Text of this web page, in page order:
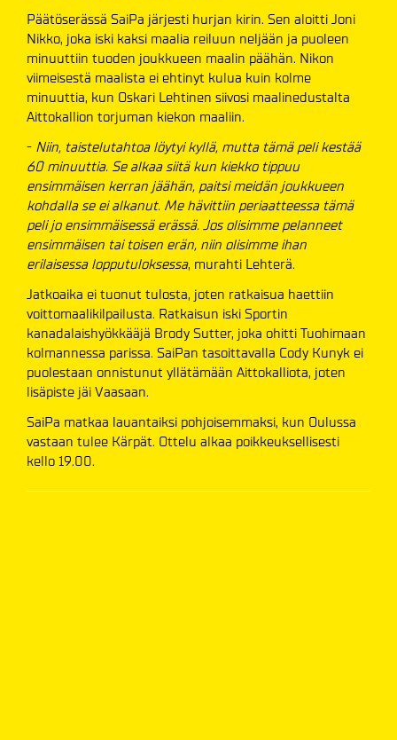
Päätöserässä SaiPa järjesti hurjan kirin. Sen aloitti Joni
Nikko, joka iski kaksi maalia reiluun neljään ja puoleen
minuuttiin tuoden joukkueen maalin päähän. Nikon
viimeisestä maalista ei ehtinyt kulua kuin kolme
minuuttia, kun Oskari Lehtinen siivosi maalinedustalta
Aittokallion torjuman kiekon maaliin.
- Niin, taistelutahtoa löytyi kyllä, mutta tämä peli kestää
60 minuuttia. Se alkaa siitä kun kiekko tippuu
ensimmäisen kerran jäähän, paitsi meidän joukkueen
kohdalla se ei alkanut. Me hävittiin periaatteessa tämä
peli jo ensimmäisessä erässä. Jos olisimme pelanneet
ensimmäisen tai toisen erän, niin olisimme ihan
erilaisessa lopputuloksessa, murahti Lehterä.
Jatkoaika ei tuonut tulosta, joten ratkaisua haettiin
voittomaalikilpailusta. Ratkaisun iski Sportin
kanadalaishyökkääjä Brody Sutter, joka ohitti Tuohimaan
kolmannessa parissa. SaiPan tasoittavalla Cody Kunyk ei
puolestaan onnistunut yllätämään Aittokalliota, joten
lisäpiste jäi Vaasaan.
SaiPa matkaa lauantaiksi pohjoisemmaksi, kun Oulussa
vastaan tulee Kärpät. Ottelu alkaa poikkeuksellisesti
kello 19.00.